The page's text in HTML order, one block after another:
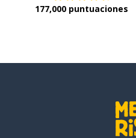
177,000 puntuaciones